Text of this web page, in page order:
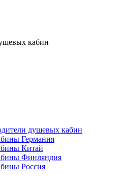
кабин
душевых кабин
Германия
Китай
Финляндия
Россия